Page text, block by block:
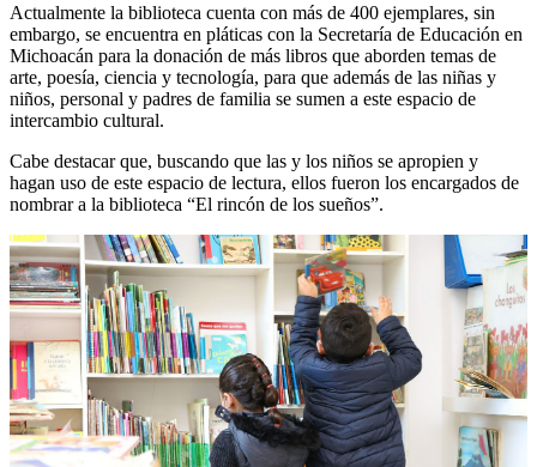
Actualmente la biblioteca cuenta con más de 400 ejemplares, sin
embargo, se encuentra en pláticas con la Secretaría de Educación en
Michoacán para la donación de más libros que aborden temas de
arte, poesía, ciencia y tecnología, para que además de las niñas y
niños, personal y padres de familia se sumen a este espacio de
intercambio cultural.
Cabe destacar que, buscando que las y los niños se apropien y
hagan uso de este espacio de lectura, ellos fueron los encargados de
nombrar a la biblioteca “El rincón de los sueños”.